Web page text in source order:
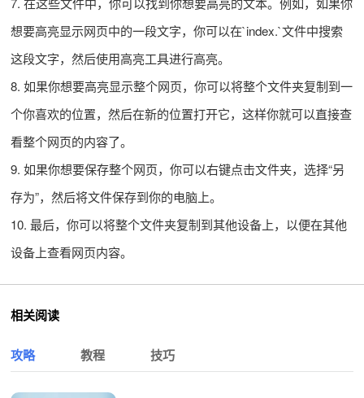
想要高亮显示网页中的一段文字，你可以在`index.`文件中搜索
这段文字，然后使用高亮工具进行高亮。
8. 如果你想要高亮显示整个网页，你可以将整个文件夹复制到一
个你喜欢的位置，然后在新的位置打开它，这样你就可以直接查
看整个网页的内容了。
9. 如果你想要保存整个网页，你可以右键点击文件夹，选择“另
存为”，然后将文件保存到你的电脑上。
10. 最后，你可以将整个文件夹复制到其他设备上，以便在其他
设备上查看网页内容。
相关阅读
攻略 教程 技巧